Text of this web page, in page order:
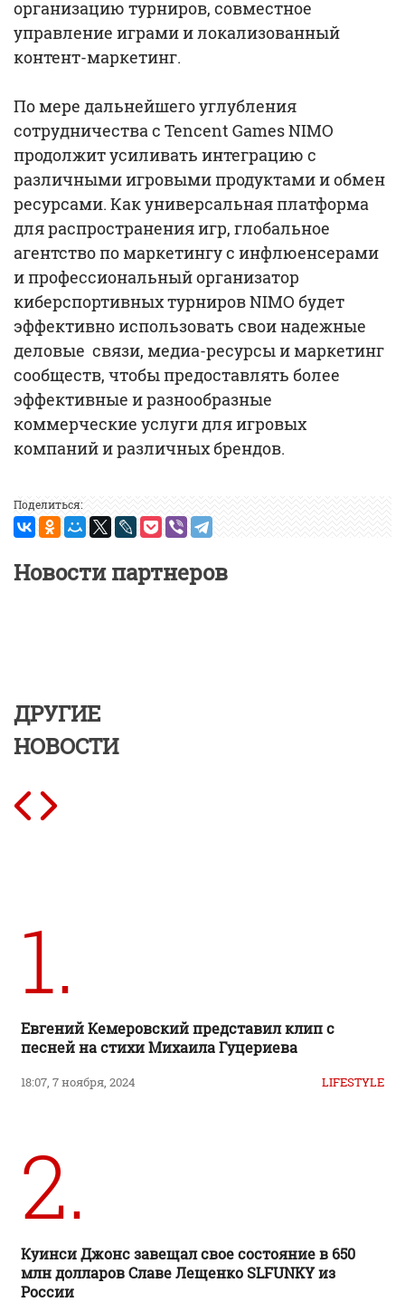
организацию турниров, совместное
управление играми и локализованный
контент-маркетинг.
По мере дальнейшего углубления
сотрудничества с Tencent Games NIMO
продолжит усиливать интеграцию с
различными игровыми продуктами и обмен
ресурсами. Как универсальная платформа
для распространения игр, глобальное
агентство по маркетингу с инфлюенсерами
и профессиональный организатор
киберспортивных турниров NIMO будет
эффективно использовать свои надежные
деловые связи, медиа-ресурсы и маркетинг
сообществ, чтобы предоставлять более
эффективные и разнообразные
коммерческие услуги для игровых
компаний и различных брендов.
Поделиться:
Новости партнеров
ДРУГИЕ
НОВОСТИ
1.
Евгений Кемеровский представил клип с
песней на стихи Михаила Гуцериева
18:07, 7 ноября, 2024 LIFESTYLE
2.
Куинси Джонс завещал свое состояние в 650
млн долларов Славе Лещенко SLFUNKY из
России